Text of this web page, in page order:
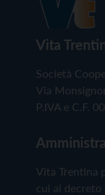
Vita
Società
Via
P.IVA e C.F.
Vita Trentina
cui al decreto